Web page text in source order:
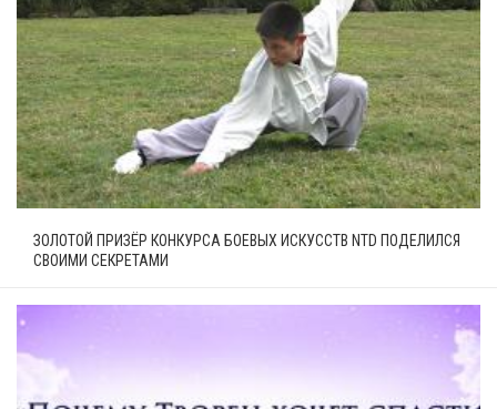
ЗОЛОТОЙ ПРИЗЁР КОНКУРСА БОЕВЫХ ИСКУССТВ NTD ПОДЕЛИЛСЯ
СВОИМИ СЕКРЕТАМИ